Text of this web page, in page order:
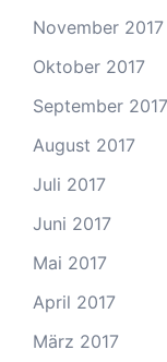
November 2017
Oktober 2017
September 2017
August 2017
Juli 2017
Juni 2017
Mai 2017
April 2017
März 2017